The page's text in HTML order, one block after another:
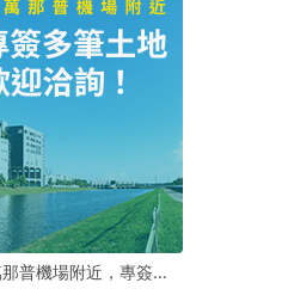
素萬那普機場附近，專簽多筆土地
素萬那普機場附近，專簽多筆土地
素萬那普機場附近，專簽多筆土地